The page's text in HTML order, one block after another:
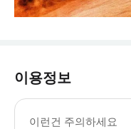
이용정보
이런건 주의하세요